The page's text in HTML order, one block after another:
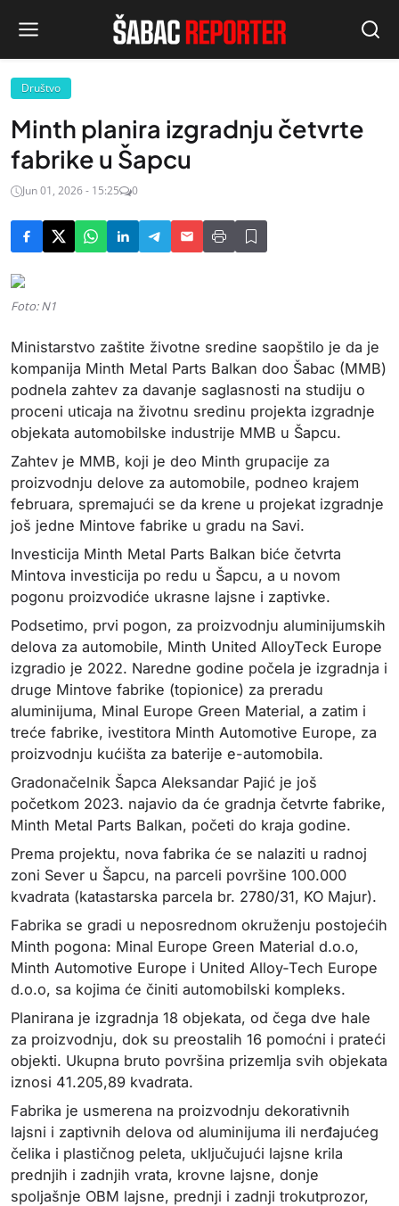
Društvo
Minth planira izgradnju četvrte
fabrike u Šapcu
Jun 01, 2026 - 15:25 0
Foto: N1
Ministarstvo zaštite životne sredine saopštilo je da je
kompanija Minth Metal Parts Balkan doo Šabac (MMB)
podnela zahtev za davanje saglasnosti na studiju o
proceni uticaja na životnu sredinu projekta izgradnje
objekata automobilske industrije MMB u Šapcu.
Zahtev je MMB, koji je deo Minth grupacije za
proizvodnju delove za automobile, podneo krajem
februara, spremajući se da krene u projekat izgradnje
još jedne Mintove fabrike u gradu na Savi.
Investicija Minth Metal Parts Balkan biće četvrta
Mintova investicija po redu u Šapcu, a u novom
pogonu proizvodiće ukrasne lajsne i zaptivke.
Podsetimo, prvi pogon, za proizvodnju aluminijumskih
delova za automobile, Minth United AlloyTeck Europe
izgradio je 2022. Naredne godine počela je izgradnja i
druge Mintove fabrike (topionice) za preradu
aluminijuma, Minal Europe Green Material, a zatim i
treće fabrike, ivestitora Minth Automotive Europe, za
proizvodnju kućišta za baterije e-automobila.
Gradonačelnik Šapca Aleksandar Pajić je još
početkom 2023. najavio da će gradnja četvrte fabrike,
Minth Metal Parts Balkan, početi do kraja godine.
Prema projektu, nova fabrika će se nalaziti u radnoj
zoni Sever u Šapcu, na parceli površine 100.000
kvadrata (katastarska parcela br. 2780/31, KO Majur).
Fabrika se gradi u neposrednom okruženju postojećih
Minth pogona: Minal Europe Green Material d.o.o,
Minth Automotive Europe i United Alloy‑Tech Europe
d.o.o, sa kojima će činiti automobilski kompleks.
Planirana je izgradnja 18 objekata, od čega dve hale
za proizvodnju, dok su preostalih 16 pomoćni i prateći
objekti. Ukupna bruto površina prizemlja svih objekata
iznosi 41.205,89 kvadrata.
Fabrika je usmerena na proizvodnju dekorativnih
lajsni i zaptivnih delova od aluminijuma ili nerđajućeg
čelika i plastičnog peleta, uključujući lajsne krila
prednjih i zadnjih vrata, krovne lajsne, donje
spoljašnje OBM lajsne, prednji i zadnji trokutprozor,